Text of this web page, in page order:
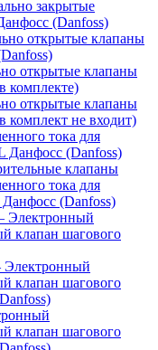
закрытые
(Danfoss)
открытые клапаны
открытые клапаны
комплекте)
открытые клапаны
комплект не входит)
тока для
Данфосс (Danfoss)
клапаны
тока для
(Danfoss)
Электронный
клапан шагового
клапан шагового
клапан шагового